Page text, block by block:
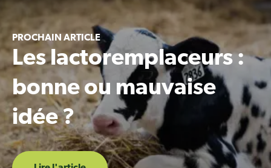
PROCHAIN ARTICLE
Les lactoremplaceurs :
bonne ou mauvaise
idée ?